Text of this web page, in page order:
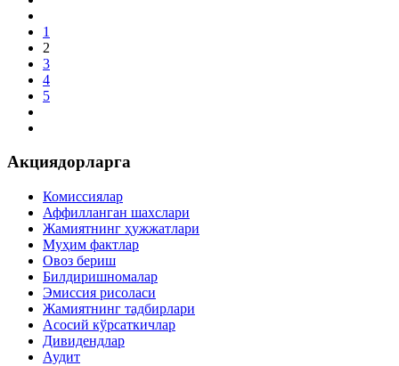
1
2
3
4
5
Акциядорларга
Комиссиялар
Аффилланган шахслари
Жамиятнинг ҳужжатлари
Муҳим фактлар
Овоз бериш
Билдиришномалар
Эмиссия рисоласи
Жамиятнинг тадбирлари
Асосий кўрсаткичлар
Дивидендлар
Аудит